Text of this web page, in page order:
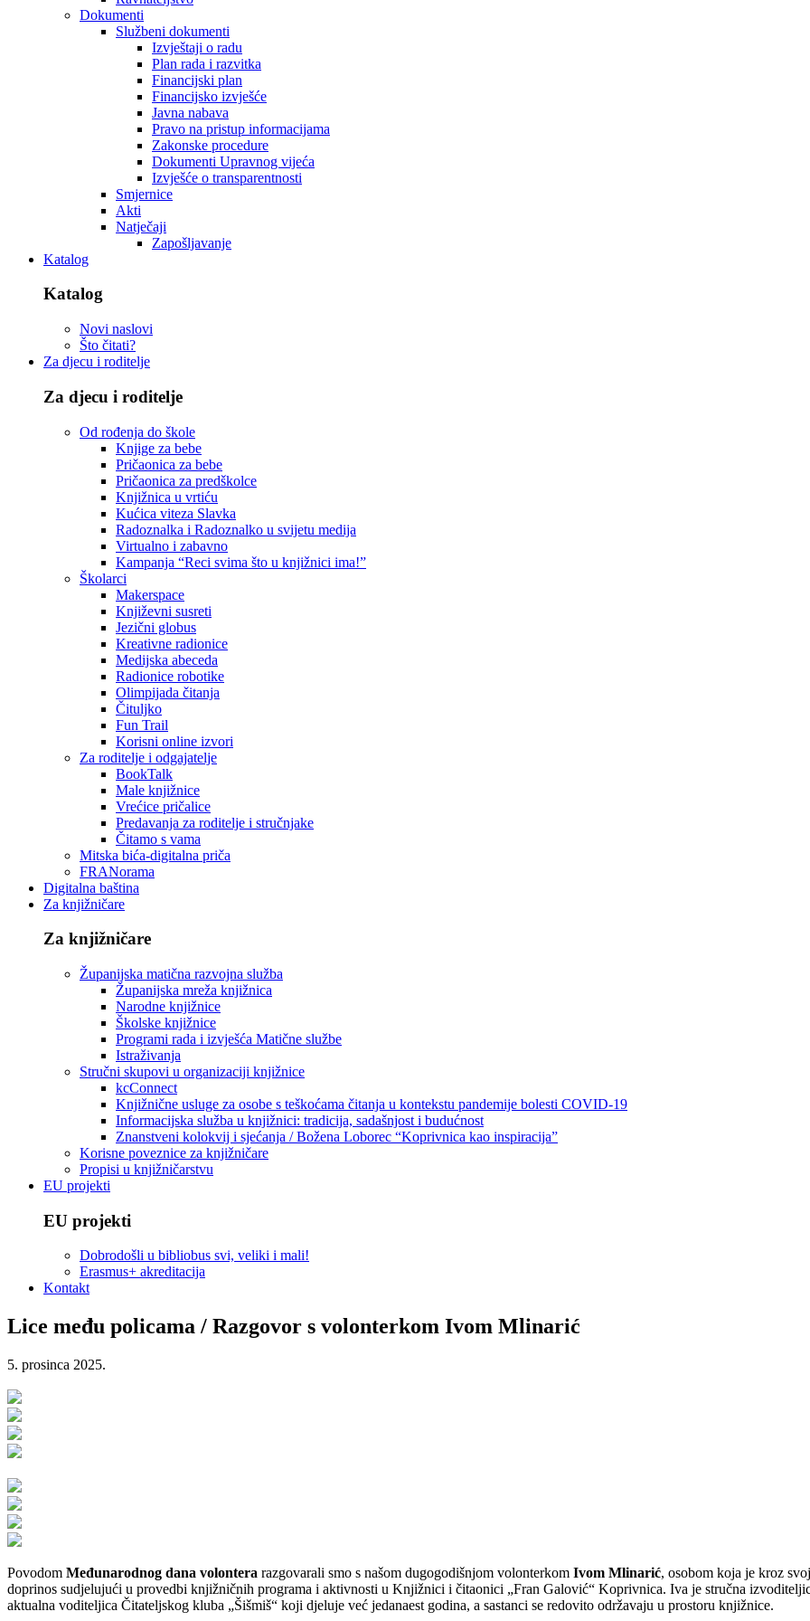
Dokumenti
Službeni dokumenti
Izvještaji o radu
Plan rada i razvitka
Financijski plan
Financijsko izvješće
Javna nabava
Pravo na pristup informacijama
Zakonske procedure
Dokumenti Upravnog vijeća
Izvješće o transparentnosti
Smjernice
Akti
Natječaji
Zapošljavanje
Katalog
Katalog
Novi naslovi
Što čitati?
Za djecu i roditelje
Za djecu i roditelje
Od rođenja do škole
Knjige za bebe
Pričaonica za bebe
Pričaonica za predškolce
Knjižnica u vrtiću
Kućica viteza Slavka
Radoznalka i Radoznalko u svijetu medija
Virtualno i zabavno
Kampanja “Reci svima što u knjižnici ima!”
Školarci
Makerspace
Književni susreti
Jezični globus
Kreativne radionice
Medijska abeceda
Radionice robotike
Olimpijada čitanja
Čituljko
Fun Trail
Korisni online izvori
Za roditelje i odgajatelje
BookTalk
Male knjižnice
Vrećice pričalice
Predavanja za roditelje i stručnjake
Čitamo s vama
Mitska bića-digitalna priča
FRANorama
Digitalna baština
Za knjižničare
Za knjižničare
Županijska matična razvojna služba
Županijska mreža knjižnica
Narodne knjižnice
Školske knjižnice
Programi rada i izvješća Matične službe
Istraživanja
Stručni skupovi u organizaciji knjižnice
kcConnect
Knjižnične usluge za osobe s teškoćama čitanja u kontekstu pandemije bolesti COVID-19
Informacijska služba u knjižnici: tradicija, sadašnjost i budućnost
Znanstveni kolokvij i sjećanja / Božena Loborec “Koprivnica kao inspiracija”
Korisne poveznice za knjižničare
Propisi u knjižničarstvu
EU projekti
EU projekti
Dobrodošli u bibliobus svi, veliki i mali!
Erasmus+ akreditacija
Kontakt
Lice među policama / Razgovor s volonterkom Ivom Mlinarić
5. prosinca 2025.
Povodom Međunarodnog dana volontera razgovarali smo s našom dugogodišnjom volonterkom Ivom Mlinarić, osobom koja je kroz
doprinos sudjelujući u provedbi knjižničnih programa i aktivnosti u Knjižnici i čitaonici „Fran Galović“ Koprivnica. Iva je stručna
aktualna voditeljica Čitateljskog kluba „Šišmiš“ koji djeluje već jedanaest godina, a sastanci se redovito održavaju u prostoru knjižnice.